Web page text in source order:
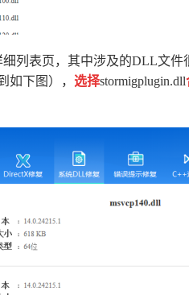
列表页，其中涉及的DLL文件
如下图）， 选择stormigplugin.dll